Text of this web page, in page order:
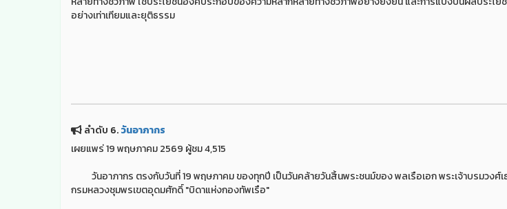
อย่างเท่าเทียมและยุติธรรม
ลำดับ 6.วันอาภากร
เผยแพร่ 19 พฤษภาคม 2569 ผู้ชม 4,515
วันอาภากร ตรงกับวันที่ 19 พฤษภาคม ของทุกปี เป็นวันคล้ายวันสิ้นพระชนม์ของ พลเรือเอก พระเจ้าบรมวงศ์เ
กรมหลวงชุมพรเขตอุดมศักดิ์ "บิดาแห่งกองทัพเรือ"